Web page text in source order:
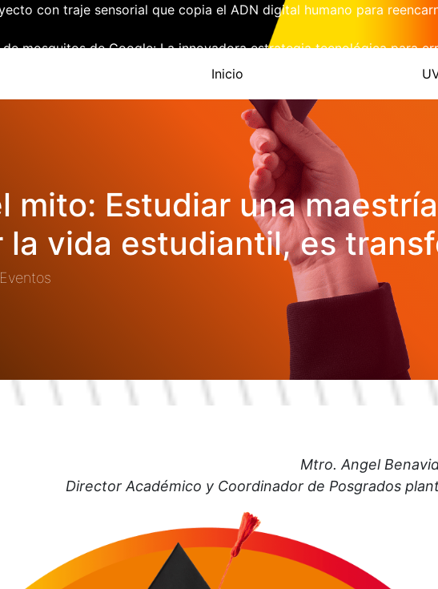
con traje sensorial que copia el ADN digital humano para
mosquitos de Google: La innovadora estrategia tecnológica para
la Lucha contra el VIH: Merck Presenta la Primera Pastilla Mensual a
Latina.
Advierte que una Tormenta Solar Podría Ser el Doble de Destructiva
LÁSER EN LA LUNA PARA SUMINISTRAR ENERGÍA A FUTURAS
Inicio
mito: Estudiar una
la vida estudiantil, es
Mtro. Angel
Director Académico y Coordinador de Posgrados